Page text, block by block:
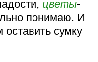
цветы-
понимаю. И
оставить сумку